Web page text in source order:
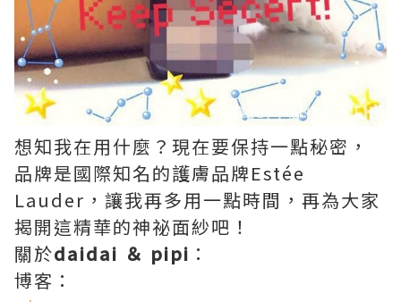
想知我在用什麼？現在要保持一點秘密，
品牌是國際知名的護膚品牌Estée
Lauder，讓我再多用一點時間，再為大家
揭開這精華的神祕面紗吧！
關於daidai ＆ pipi ：
博客：